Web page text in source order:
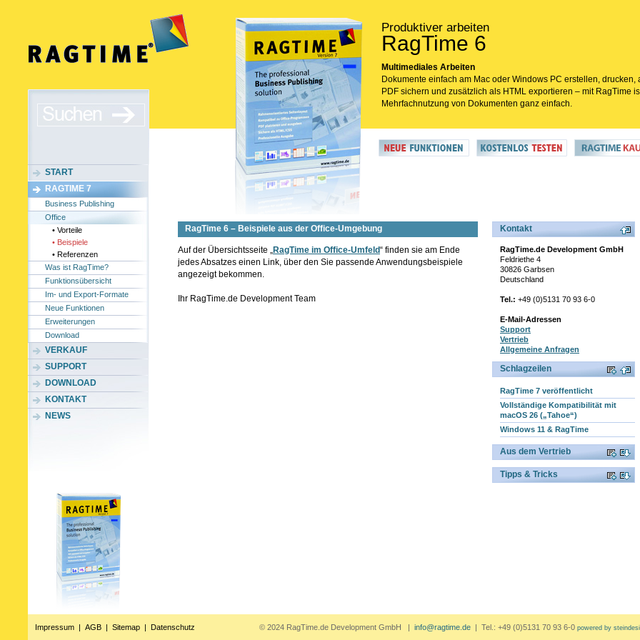
START
RAGTIME 7
Business Publishing
Office
• Vorteile
• Beispiele
• Referenzen
Was ist RagTime?
Funktionsübersicht
Im- und Export-Formate
Neue Funktionen
Erweiterungen
Download
VERKAUF
SUPPORT
DOWNLOAD
KONTAKT
NEWS
RagTime 6 – Beispiele aus der Office-Umgebung
Auf der Übersichtsseite „RagTime im Office-Umfeld“ finden sie am Ende
jedes Absatzes einen Link, über den Sie passende Anwendungsbeispiele
angezeigt bekommen.
Ihr RagTime.de Development Team
Kontakt
RagTime.de Development GmbH
Feldriethe 4
30826 Garbsen
Deutschland
Tel.: +49 (0)5131 70 93 6-0
E-Mail-Adressen
Support
Vertrieb
Allgemeine Anfragen
Schlagzeilen
RagTime 7 veröffentlicht
Vollständige Kompatibilität mit
macOS 26 („Tahoe“)
Windows 11 & RagTime
Aus dem Vertrieb
Tipps & Tricks
Impressum | AGB | Sitemap | Datenschutz © 2024 RagTime.de Development GmbH | info@ragtime.de | Tel.: +49 (0)5131 70 93 6-0 powered by
Produktiver arbeiten
RagTime 6
Multimediales Arbeiten
Dokumente einfach am Mac oder Windows PC erstellen, drucken,
PDF sichern und zusätzlich als HTML exportieren – mit RagTime
Mehrfachnutzung von Dokumenten ganz einfach.